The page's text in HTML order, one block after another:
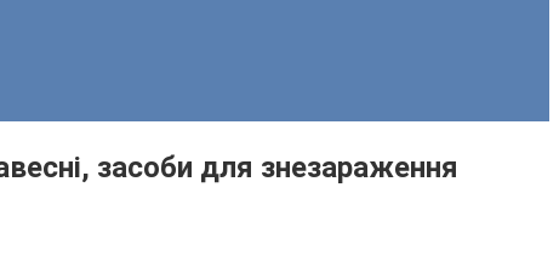
засоби для знезараження